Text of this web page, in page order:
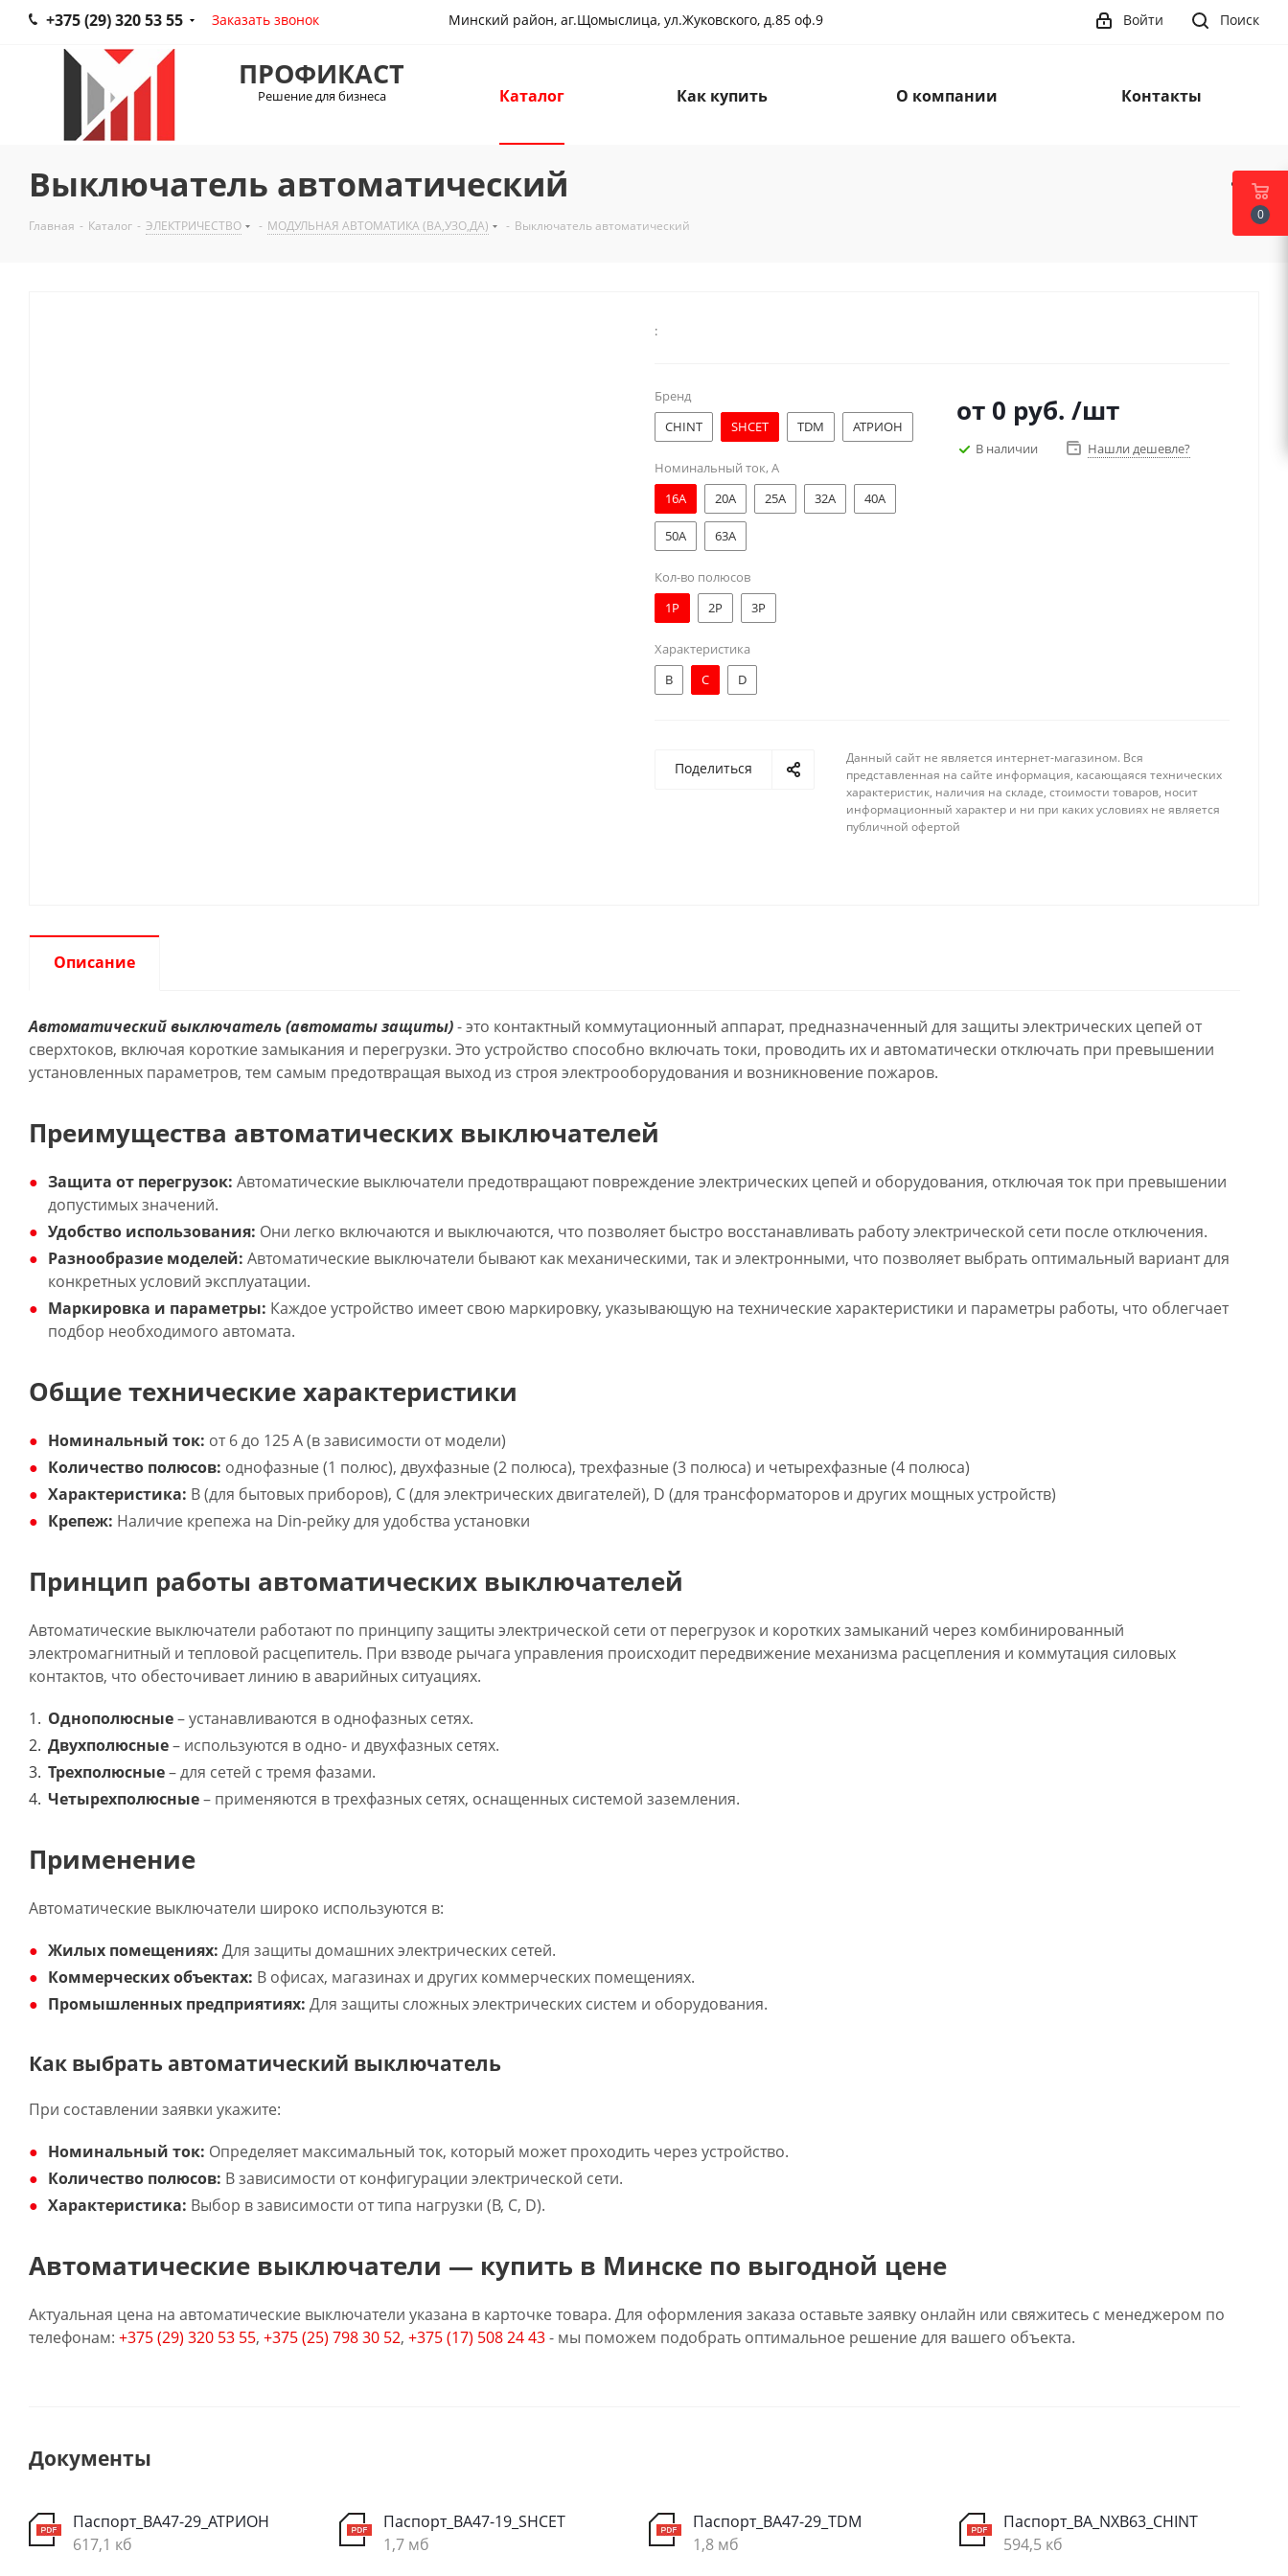
+375 (29) 320 53 55 Заказать звонок Минский район, аг.Щомыслица, ул.Жуковского, д.85 оф.9 Поиск
Войти
ПРОФИКАСТ
Решение для бизнеса Каталог Как купить О компании Контакты
Выключатель автоматический
Главная - Каталог - ЭЛЕКТРИЧЕСТВО - МОДУЛЬНАЯ АВТОМАТИКА (ВА,УЗО,ДА) - Выключатель автоматический
:
Бренд
CHINT
SHCET TDM АТРИОН
Номинальный ток, А
16A
20A 25A 32A 40A
50A 63A
Кол-во полюсов
1Р
2Р 3Р
Характеристика
B
C D
от 0 руб. /шт
В наличии Нашли дешевле?
Поделиться
Данный сайт не является интернет-магазином. Вся
представленная на сайте информация, касающаяся технических
характеристик, наличия на складе, стоимости товаров, носит
информационный характер и ни при каких условиях не является
публичной офертой
Описание
Автоматический выключатель (автоматы защиты)- это контактный коммутационный аппарат, предназначенный для защиты электрических цепей от
сверхтоков, включая короткие замыкания и перегрузки. Это устройство способно включать токи, проводить их и автоматически отключать при превышении
установленных параметров, тем самым предотвращая выход из строя электрооборудования и возникновение пожаров.
Преимущества автоматических выключателей
Защита от перегрузок: Автоматические выключатели предотвращают повреждение электрических цепей и оборудования, отключая ток при превышении
допустимых значений.
Удобство использования: Они легко включаются и выключаются, что позволяет быстро восстанавливать работу электрической сети после отключения.
Разнообразие моделей: Автоматические выключатели бывают как механическими, так и электронными, что позволяет выбрать оптимальный вариант для
конкретных условий эксплуатации.
Маркировка и параметры: Каждое устройство имеет свою маркировку, указывающую на технические характеристики и параметры работы, что облегчает
подбор необходимого автомата.
Общие технические характеристики
Номинальный ток: от 6 до 125 А (в зависимости от модели)
Количество полюсов: однофазные (1 полюс), двухфазные (2 полюса), трехфазные (3 полюса) и четырехфазные (4 полюса)
Характеристика: B (для бытовых приборов), C (для электрических двигателей), D (для трансформаторов и других мощных устройств)
Крепеж: Наличие крепежа на Din-рейку для удобства установки
Принцип работы автоматических выключателей
Автоматические выключатели работают по принципу защиты электрической сети от перегрузок и коротких замыканий через комбинированный
электромагнитный и тепловой расцепитель. При взводе рычага управления происходит передвижение механизма расцепления и коммутация силовых
контактов, что обесточивает линию в аварийных ситуациях.
Однополюсные– устанавливаются в однофазных сетях.
Двухполюсные– используются в одно- и двухфазных сетях.
Трехполюсные– для сетей с тремя фазами.
Четырехполюсные– применяются в трехфазных сетях, оснащенных системой заземления.
Применение
Автоматические выключатели широко используются в:
Жилых помещениях: Для защиты домашних электрических сетей.
Коммерческих объектах: В офисах, магазинах и других коммерческих помещениях.
Промышленных предприятиях: Для защиты сложных электрических систем и оборудования.
Как выбрать автоматический выключатель
При составлении заявки укажите:
Номинальный ток: Определяет максимальный ток, который может проходить через устройство.
Количество полюсов: В зависимости от конфигурации электрической сети.
Характеристика: Выбор в зависимости от типа нагрузки (B, C, D).
Автоматические выключатели — купить в Минске по выгодной цене
Актуальная цена на автоматические выключатели указана в карточке товара. Для оформления заказа оставьте заявку онлайн или свяжитесь с менеджером по
телефонам: +375 (29) 320 53 55, +375 (25) 798 30 52, +375 (17) 508 24 43- мы поможем подобрать оптимальное решение для вашего объекта.
Документы
Паспорт_ВА47-29_АТРИОН
617,1 кб
Паспорт_ВА47-19_SHCET
1,7 мб
Паспорт_ВА47-29_TDM
1,8 мб
Паспорт_ВА_NXB63_CHINT
594,5 кб
0